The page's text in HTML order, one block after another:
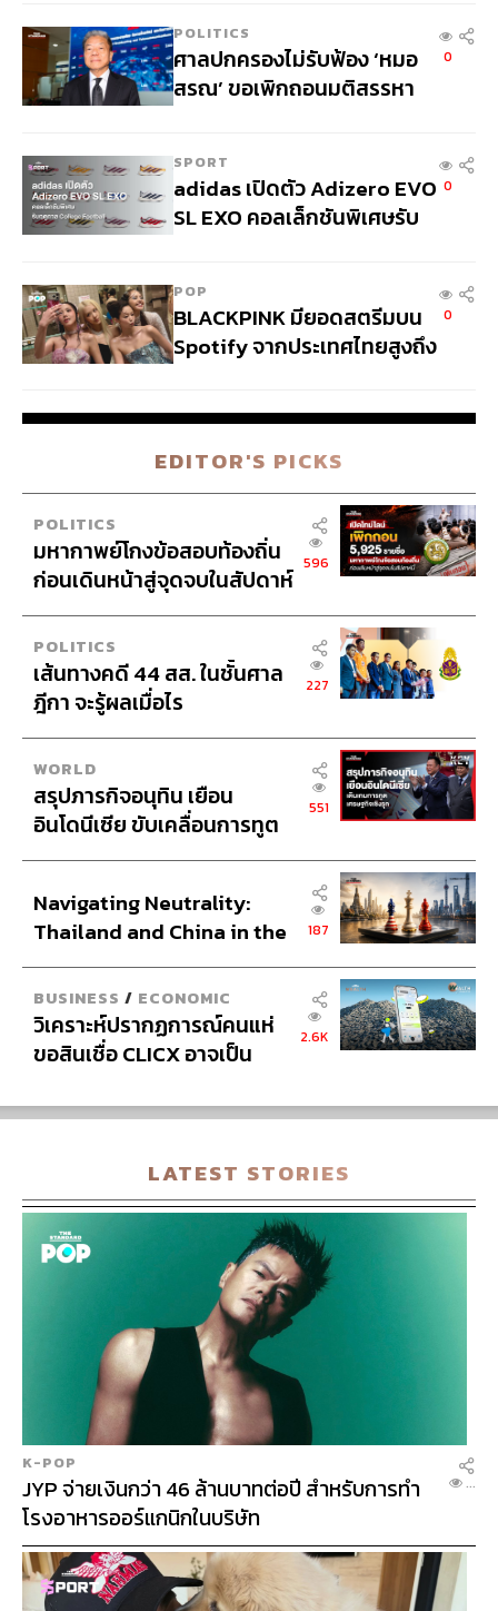
POLITICS
ศาลปกครองไม่รับฟ้อง ‘หมอ
สรณ’ ขอเพิกถอนมติสรรหา
0
SPORT
adidas เปิดตัว Adizero EVO
SL EXO คอลเล็กชันพิเศษรับ
0
POP
BLACKPINK มียอดสตรีมบน
Spotify จากประเทศไทยสูงถึง
536 ล้านครั้ง ตลอด 10 ปีที่
0
EDITOR'S PICKS
POLITICS
มหากาพย์โกงข้อสอบท้องถิ่น
ก่อนเดินหน้าสู่จุดจบในสัปดาห์
นี้
596
POLITICS
เส้นทางคดี 44 สส. ในชั้นศาล
ฎีกา จะรู้ผลเมื่อไร
227
WORLD
สรุปภารกิจอนุทิน เยือน
อินโดนีเซีย ขับเคลื่อนการทูต
เศรษฐกิจเชิงรุก ประกาศหุ้น
อินโดนีเซีย
551
Navigating Neutrality:
Thailand and China in the
Age of a New Global
Order
187
BUSINESS / ECONOMIC
วิเคราะห์ปรากฏการณ์คนแห่
ขอสินเชื่อ CLICX อาจเป็น
ปัญหาหนี้ครัวเรือนไทยที่ถูก
2.6K
LATEST STORIES
K-POP
JYP จ่ายเงินกว่า 46 ล้านบาทต่อปี สำหรับการทำ
โรงอาหารออร์แกนิกในบริษัท
...